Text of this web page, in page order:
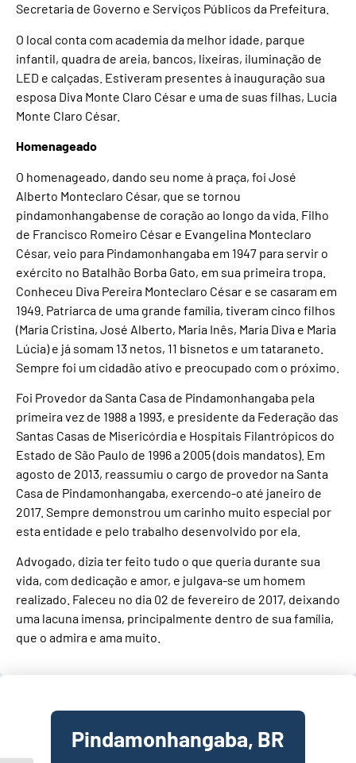
Secretaria de Governo e Serviços Públicos da Prefeitura.
O local conta com academia da melhor idade, parque
infantil, quadra de areia, bancos, lixeiras, iluminação de
LED e calçadas. Estiveram presentes à inauguração sua
esposa Diva Monte Claro César e uma de suas filhas, Lucia
Monte Claro César.
Homenageado
O homenageado, dando seu nome à praça, foi José
Alberto Monteclaro César, que se tornou
pindamonhangabense de coração ao longo da vida. Filho
de Francisco Romeiro César e Evangelina Monteclaro
César, veio para Pindamonhangaba em 1947 para servir o
exército no Batalhão Borba Gato, em sua primeira tropa.
Conheceu Diva Pereira Monteclaro César e se casaram em
1949. Patriarca de uma grande família, tiveram cinco filhos
(Maria Cristina, José Alberto, Maria Inês, Maria Diva e Maria
Lúcia) e já somam 13 netos, 11 bisnetos e um tataraneto.
Sempre foi um cidadão ativo e preocupado com o próximo.
Foi Provedor da Santa Casa de Pindamonhangaba pela
primeira vez de 1988 a 1993, e presidente da Federação das
Santas Casas de Misericórdia e Hospitais Filantrópicos do
Estado de São Paulo de 1996 a 2005 (dois mandatos). Em
agosto de 2013, reassumiu o cargo de provedor na Santa
Casa de Pindamonhangaba, exercendo-o até janeiro de
2017. Sempre demonstrou um carinho muito especial por
esta entidade e pelo trabalho desenvolvido por ela.
Advogado, dizia ter feito tudo o que queria durante sua
vida, com dedicação e amor, e julgava-se um homem
realizado. Faleceu no dia 02 de fevereiro de 2017, deixando
uma lacuna imensa, principalmente dentro de sua família,
que o admira e ama muito.
Pindamonhangaba, BR